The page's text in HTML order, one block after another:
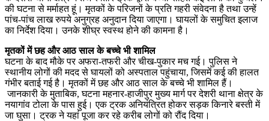
की घटना से मर्माहत हूं। मृतकों के परिजनों के प्रति गहरी संवेदना है तथा उन्हें
पांच-पांच लाख रुपये अनुग्रह अनुदान दिया जाएगा। घायलों के समुचित इलाज
का निर्देश दिया। उनके शीघ्र स्वस्थ होने की कामना है।
मृतकों में छह और आठ साल के बच्चे भी शामिल
घटना के बाद मौके पर अफरा-तफरी और चीख-पुकार मच गई। पुलिस ने
स्थानीय लोगों की मदद से घायलों को अस्पताल पहुंचाया, जिसमें कई की हालत
गंभीर बताई गई है। मृतकों में छह और आठ साल के बच्चे भी शामिल हैं।
जानकारी के मुताबिक, घटना महनार-हाजीपुर मुख्य मार्ग पर देशरी थाना क्षेत्र के
नयागांव टोला के पास हुई। एक ट्रक अनियंत्रित होकर सड़क किनारे बस्ती में
जा घुसा। ट्रक ने यहां पूजा कर रहे करीब लोगों को रौंद दिया।